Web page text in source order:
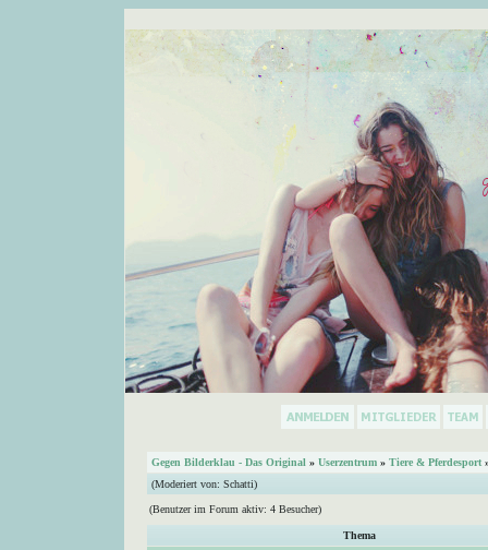
Gegen Bilderklau - Das Original » Userzentrum » Tiere & Pferdesport
(Moderiert von: Schatti)
(Benutzer im Forum aktiv: 4 Besucher)
Thema